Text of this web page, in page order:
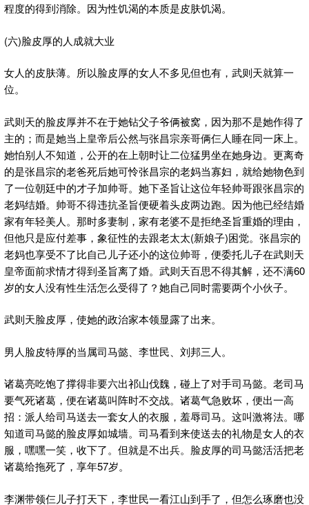
程度的得到消除。因为性饥渴的本质是皮肤饥渴。
(六)脸皮厚的人成就大业
女人的皮肤薄。所以脸皮厚的女人不多见但也有，武则天就算一
位。
武则天的脸皮厚并不在于她钻父子爷俩被窝，因为那不是她作得了
主的；而是她当上皇帝后公然与张昌宗亲哥俩仨人睡在同一床上。
她怕别人不知道，公开的在上朝时让二位猛男坐在她身边。更离奇
的是张昌宗的老爸死后她可怜张昌宗的老妈当寡妇，就给她物色到
了一位朝廷中的才子加帅哥。她下圣旨让这位年轻帅哥跟张昌宗的
老妈结婚。帅哥不得违抗圣旨便硬着头皮两边跑。因为他已经结婚
家有年轻美人。那时多妻制，家有老婆不是拒绝圣旨重婚的理由，
但他只是应付差事，象征性的去跟老太太(新娘子)困觉。张昌宗的
老妈也享受不了比自己儿子还小的这位帅哥，便委托儿子在武则天
皇帝面前求情才得到圣旨离了婚。武则天百思不得其解，还不满60
岁的女人没有性生活怎么受得了？她自己同时需要两个小伙子。
武则天脸皮厚，使她的政治家本领显露了出来。
男人脸皮特厚的当属司马懿、李世民、刘邦三人。
诸葛亮吃饱了撑得非要六出祁山伐魏，碰上了对手司马懿。老司马
要气死诸葛，便在诸葛叫阵时不交战。诸葛气急败坏，便出一高
招：派人给司马送去一套女人的衣服，羞辱司马。这叫激将法。哪
知道司马懿的脸皮厚如城墙。司马看到来使送去的礼物是女人的衣
服，嘿嘿一笑，收下了。但就是不出兵。脸皮厚的司马懿活活把老
诸葛给拖死了，享年57岁。
李渊带领仨儿子打天下，李世民一看江山到手了，但怎么琢磨也没